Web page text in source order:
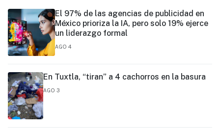
El 97% de las agencias de publicidad en
México prioriza la IA, pero solo 19% ejerce
un liderazgo formal
AGO 4
En Tuxtla, “tiran” a 4 cachorros en la basura
AGO 3